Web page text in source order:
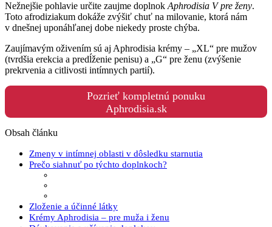
Nežnejšie pohlavie určite zaujme doplnokAphrodisia V pre ženy.
Toto afrodiziakum dokáže zvýšiť chuť na milovanie, ktorá nám
v dnešnej uponáhľanej dobe niekedy proste chýba.
Zaujímavým oživením sú aj Aphrodisia krémy – „XL“ pre mužov
(tvrdšia erekcia a predĺženie penisu) a „G“ pre ženu (zvýšenie
prekrvenia a citlivosti intímnych partií).
Pozrieť kompletnú ponuku
Aphrodisia.sk
Obsah článku
Zmeny v intímnej oblasti v dôsledku starnutia
Prečo siahnuť po týchto doplnkoch?
Zloženie a účinné látky
Krémy Aphrodisia – pre muža i ženu